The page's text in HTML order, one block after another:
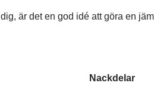
är det en god idé att göra en
Nackdelar